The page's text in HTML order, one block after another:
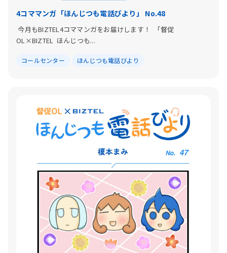
4コママンガ「ほんじつも電話びより」 No.48
今月もBIZTEL4コママンガをお届けします！ 「督促
OL×BIZTEL ほんじつも...
コールセンター ほんじつも電話びより